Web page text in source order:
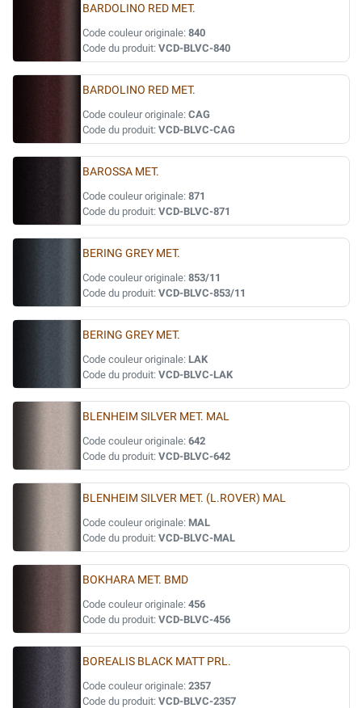
BARDOLINO RED MET.
Code couleur originale: 840
Code du produit: VCD-BLVC-840
BARDOLINO RED MET.
Code couleur originale: CAG
Code du produit: VCD-BLVC-CAG
BAROSSA MET.
Code couleur originale: 871
Code du produit: VCD-BLVC-871
BERING GREY MET.
Code couleur originale: 853/11
Code du produit: VCD-BLVC-853/11
BERING GREY MET.
Code couleur originale: LAK
Code du produit: VCD-BLVC-LAK
BLENHEIM SILVER MET. MAL
Code couleur originale: 642
Code du produit: VCD-BLVC-642
BLENHEIM SILVER MET. (L.ROVER) MAL
Code couleur originale: MAL
Code du produit: VCD-BLVC-MAL
BOKHARA MET. BMD
Code couleur originale: 456
Code du produit: VCD-BLVC-456
BOREALIS BLACK MATT PRL.
Code couleur originale: 2357
Code du produit: VCD-BLVC-2357